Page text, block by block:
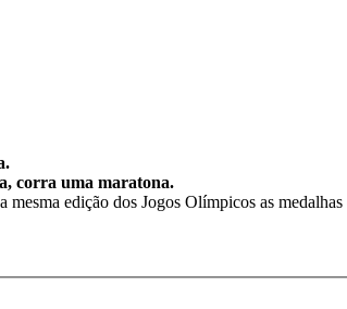
corra uma maratona.
edição dos Jogos Olímpicos as